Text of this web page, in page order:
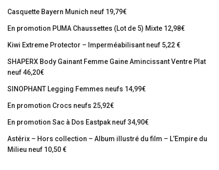
Casquette Bayern Munich neuf 19,79€
En promotion PUMA Chaussettes (Lot de 5) Mixte 12,98€
Kiwi Extreme Protector – Imperméabilisant neuf 5,22 €
SHAPERX Body Gainant Femme Gaine Amincissant Ventre Plat
neuf 46,20€
SINOPHANT Legging Femmes neufs 14,99€
En promotion Crocs neufs 25,92€
En promotion Sac à Dos Eastpak neuf 34,90€
Astérix – Hors collection – Album illustré du film – L’Empire du
Milieu neuf 10,50 €